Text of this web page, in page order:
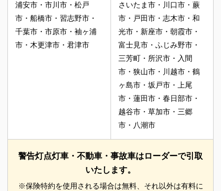
浦安市・市川市・松戸
市・船橋市・習志野市・
千葉市・市原市・袖ヶ浦
市・木更津市・君津市
さいたま市・川口市・蕨
市・戸田市・志木市・和
光市・新座市・朝霞市・
富士見市・ふじみ野市・
三芳町・所沢市・入間
市・狭山市・川越市・鶴
ヶ島市・坂戸市・上尾
市・蓮田市・春日部市・
越谷市・草加市・三郷
市・八潮市
警告灯点灯車・不動車・事故車はローダーで引取
いたします。
※保険特約を使用される場合は無料、それ以外は有料に